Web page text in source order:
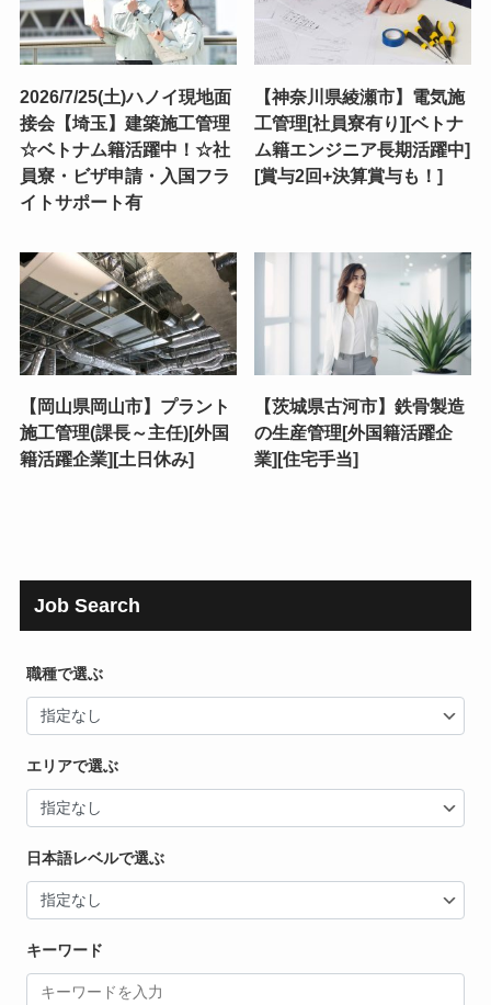
2026/7/25(土)ハノイ現地面
接会【埼玉】建築施工管理
☆ベトナム籍活躍中！☆社
員寮・ビザ申請・入国フラ
イトサポート有
【神奈川県綾瀬市】電気施
工管理[社員寮有り][ベトナ
ム籍エンジニア長期活躍中]
[賞与2回+決算賞与も！]
【岡山県岡山市】プラント
施工管理(課長～主任)[外国
籍活躍企業][土日休み]
【茨城県古河市】鉄骨製造
の生産管理[外国籍活躍企
業][住宅手当]
Job Search
職種で選ぶ
エリアで選ぶ
日本語レベルで選ぶ
キーワード